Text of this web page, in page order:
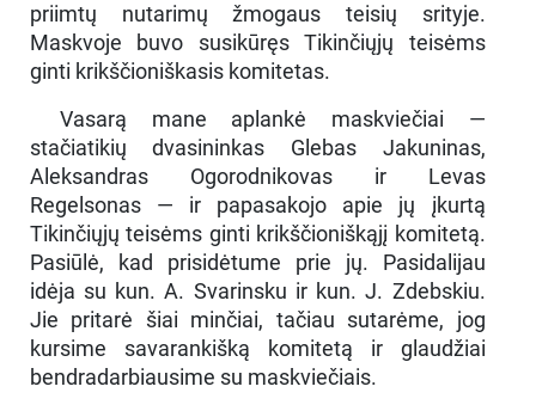
priimtų nutarimų žmogaus teisių srityje.
Maskvoje buvo susikūręs Tikinčiųjų teisėms
ginti krikščioniškasis komitetas.
Vasarą mane aplankė maskviečiai —
stačiatikių dvasininkas Glebas Jakuninas,
Aleksandras Ogorodnikovas ir Levas
Regelsonas — ir papasakojo apie jų įkurtą
Tikinčiųjų teisėms ginti krikščioniškąjį komitetą.
Pasiūlė, kad prisidėtume prie jų. Pasidalijau
idėja su kun. A. Svarinsku ir kun. J. Zdebskiu.
Jie pritarė šiai minčiai, tačiau sutarėme, jog
kursime savarankišką komitetą ir glaudžiai
bendradarbiausime su maskviečiais.